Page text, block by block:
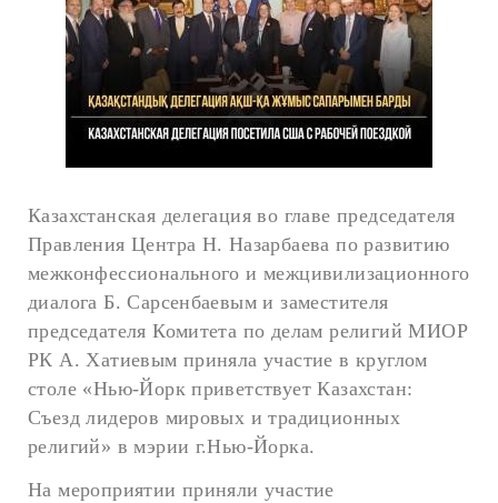
Казахстанская делегация во главе председателя
Правления Центра Н. Назарбаева по развитию
межконфессионального и межцивилизационного
диалога Б. Сарсенбаевым и заместителя
председателя Комитета по делам религий МИОР
РК А. Хатиевым приняла участие в круглом
столе «Нью-Йорк приветствует Казахстан:
Съезд лидеров мировых и традиционных
религий» в мэрии г.Нью-Йорка.
На мероприятии приняли участие